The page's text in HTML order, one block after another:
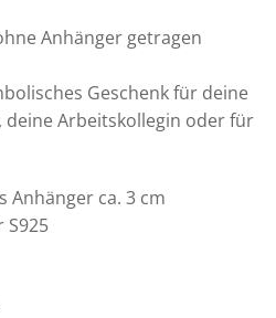
Anhänger getragen
Geschenk für deine
deine Arbeitskollegin oder für
Anhänger ca. 3 cm
S925